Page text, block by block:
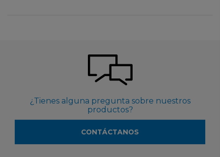
¿Tienes alguna pregunta sobre nuestros
productos?
CONTÁCTANOS